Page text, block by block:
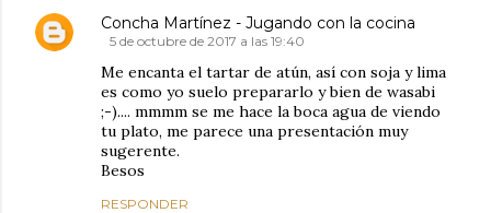
Concha Martínez - Jugando con la cocina
5 de octubre de 2017 a las 19:40
Me encanta el tartar de atún, así con soja y lima
es como yo suelo prepararlo y bien de wasabi
;-).... mmmm se me hace la boca agua de viendo
tu plato, me parece una presentación muy
sugerente.
Besos
RESPONDER